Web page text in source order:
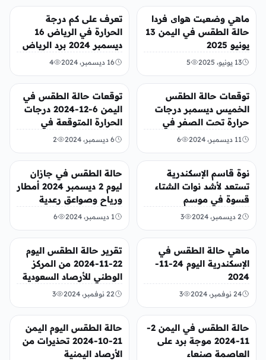
منوعات
ماهي وضعیت هوای فردا
حالة الطقس في اليمن 13
يونيو 2025
13 يونيو، 2025 5
أخبار محلية
تعرف على كم درجة
الحرارة في الرياض 16
ديسمبر 2024 برد الرياض
16 ديسمبر، 2024 4
أخبار محلية
توقعات حالة الطقس
الخميس ديسمبر درجات
حرارة تحت الصفر في
بعض المناطق الجبلية
11 ديسمبر، 2024 6
أخبار محلية
توقعات حالة الطقس في
اليمن 6-12-2024 درجات
الحرارة المتوقعة في
مختلف المحافظات
6 ديسمبر، 2024 2
منوعات
نوة قاسم الإسكندرية
تستعد لأشد نوات الشتاء
قسوة في موسم
2024/2025 حالة الطقس
2 ديسمبر، 2024 3
منوعات
حالة الطقس في جازان
ليوم 2 ديسمبر 2024 أمطار
ورياح وصواعق رعدية
1 ديسمبر، 2024 6
عربي ودولي
ماهي حالة الطقس في
الإسكندرية اليوم 24-11-
2024
24 نوفمبر، 2024 3
منوعات
تقرير حالة الطقس اليوم
22-11-2024 من المركز
الوطني للأرصاد السعودية
الرياض جدة مكة
22 نوفمبر، 2024 3
أخبار محلية
حالة الطقس في اليمن 2-
11-2024 موجة برد على
العاصمة صنعاء
أخبار محلية
حالة الطقس اليوم اليمن
21-10-2024 تحذيرات من
الأرصاد اليمنية